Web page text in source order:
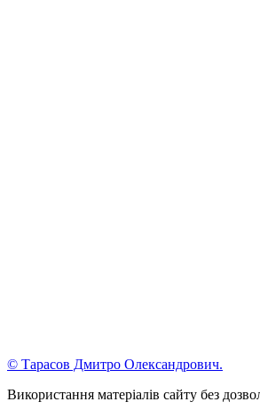
© Тарасов Дмитро Олександрович.
Використання матеріалів сайту без